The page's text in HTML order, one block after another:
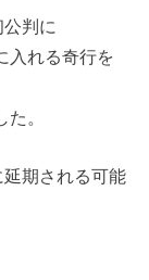
判に
入れる奇行を
。
期される可能